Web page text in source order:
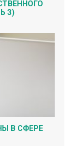
3)
В СФЕРЕ